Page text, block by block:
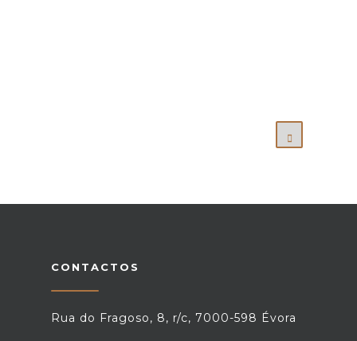
CONTACTOS
Rua do Fragoso, 8, r/c, 7000-598 Évora